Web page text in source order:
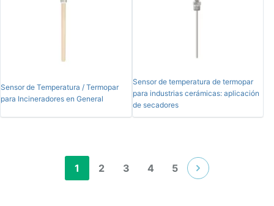
Sensor de Temperatura / Termopar
para Incineradores en General
Sensor de temperatura de termopar
para industrias cerámicas: aplicación
de secadores
1 2 3 4 5